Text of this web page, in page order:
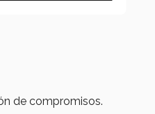
de compromisos.